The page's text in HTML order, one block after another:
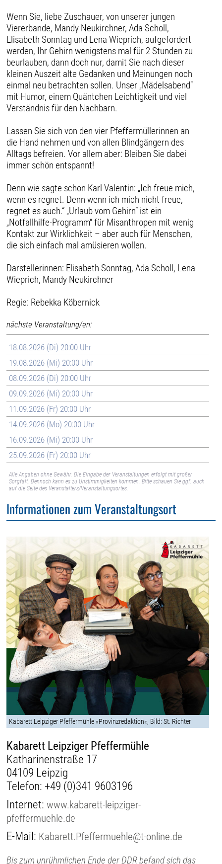
Wenn Sie, liebe Zuschauer, von unserer jungen
Viererbande, Mandy Neukirchner, Ada Scholl,
Elisabeth Sonntag und Lena Wieprich, aufgefordert
werden, Ihr Gehirn wenigstens mal für 2 Stunden zu
beurlauben, dann doch nur, damit Sie nach dieser
kleinen Auszeit alte Gedanken und Meinungen noch
einmal neu betrachten sollen. Unser „Mädelsabend“
mit Humor, einem Quäntchen Leichtigkeit und viel
Verständnis für den Nachbarn.
Lassen Sie sich von den vier Pfeffermüllerinnen an
die Hand nehmen und von allen Blindgängern des
Alltags befreien. Vor allem aber: Bleiben Sie dabei
immer schön entspannt!
Denn wie sagte schon Karl Valentin: „Ich freue mich,
wenn es regnet. Denn wenn ich mich nicht freue,
regnet es auch.“ „Urlaub vom Gehirn“ ist ein
„Notfallhilfe-Programm“ für Misanthropen mit wenig
Kontakt zur Wirklichkeit – aber auch für Menschen,
die sich einfach mal amüsieren wollen.
Darstellerinnen: Elisabeth Sonntag, Ada Scholl, Lena
Wieprich, Mandy Neukirchner
Regie: Rebekka Köbernick
nächste Veranstaltung/en:
18.08.2026 (Di) 20:00 Uhr
19.08.2026 (Mi) 20:00 Uhr
08.09.2026 (Di) 20:00 Uhr
09.09.2026 (Mi) 20:00 Uhr
11.09.2026 (Fr) 20:00 Uhr
14.09.2026 (Mo) 20:00 Uhr
16.09.2026 (Mi) 20:00 Uhr
25.09.2026 (Fr) 20:00 Uhr
Alle Angaben ohne Gewähr. Die Eingabe der Veranstaltungen erfolgt mit großer
Sorgfalt. Dennoch kann es zu Unstimmigkeiten kommen. Bitte schauen Sie ggf. auch
auf die Seite des Veranstalters/Veranstaltungsortes.
Informationen zum Veranstaltungsort
Kabarett Leipziger Pfeffermühle »Provinzredaktion«, Bild: St. Richter
Kabarett Leipziger Pfeffermühle
Katharinenstraße 17
04109 Leipzig
Telefon: +49 (0)341 9603196
Internet:www.kabarett-leipziger-
pfeffermuehle.de
E-Mail: Kabarett.Pfeffermuehle@t-online.de
Bis zum unrühmlichen Ende der DDR befand sich das